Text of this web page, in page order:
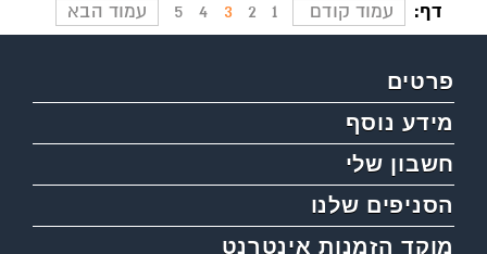
דף: עמוד קודם 1
2
3
4
5 עמוד הבא
פרטים
מידע נוסף
חשבון שלי
הסניפים שלנו
מוקד הזמנות אינטרנט